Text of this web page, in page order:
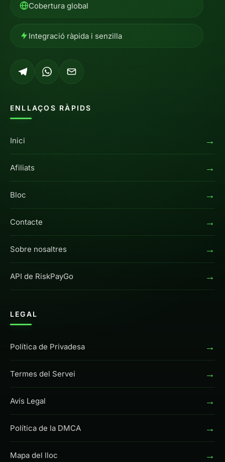
Cobertura global
Integració ràpida i senzilla
ENLLAÇOS RÀPIDS
Inici →
Afiliats →
Bloc →
Contacte →
Sobre nosaltres →
API de RiskPayGo →
LEGAL
Política de Privadesa →
Termes del Servei →
Avís Legal →
Política de la DMCA →
Mapa del lloc →